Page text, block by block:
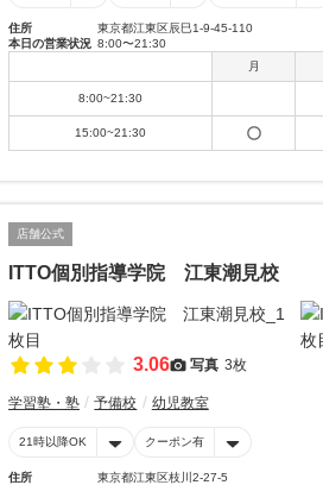
住所
東京都江東区辰巳1-9-45-110
本日の営業状況 8:00〜21:30
月
8:00~21:30
15:00~21:30
店舗公式
ITTO個別指導学院 江東潮見校
3.06 写真 3枚
学習塾・塾 予備校 幼児教室
21時以降OK クーポン有
住所
東京都江東区枝川2-27-5